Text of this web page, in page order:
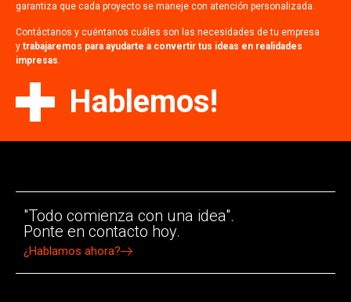
garantiza que cada proyecto se maneje con atención personalizada.
Contáctanos y cuéntanos cuáles son las necesidades de tu empresa
y trabajaremos para ayudarte a convertir tus ideas en realidades
impresas
Hablemos!
"Todo comienza con una idea".
Ponte en contacto hoy.
¿Hablamos ahora?